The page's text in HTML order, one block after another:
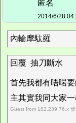
匿名
2014/6/28
內輪摩駄羅
回覆 抽刀斷水
首先我都有唔啱
主其實我同大家
Guest from 182.239.76.x